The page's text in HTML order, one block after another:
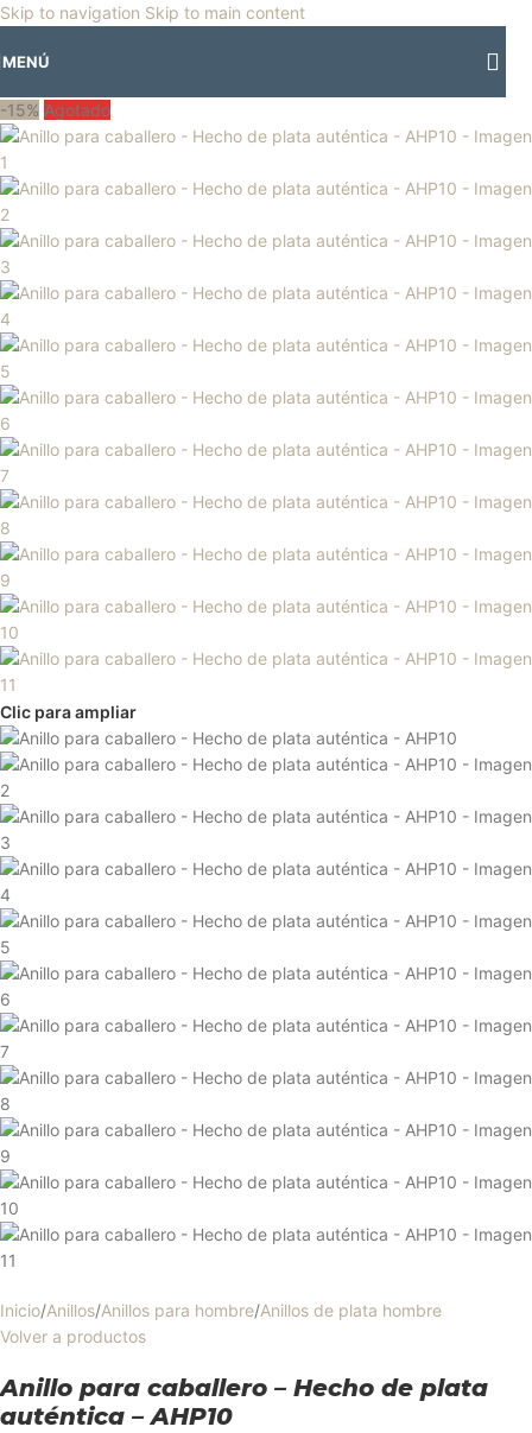
Skip to navigation Skip to main content
🎡Horario especial por vacaciones agostinas
MENÚ
-15% Agotado
Clic para ampliar
Inicio/Anillos/Anillos para hombre/Anillos de plata hombre
Volver a productos
Anillo para caballero – Hecho de plata
auténtica – AHP10